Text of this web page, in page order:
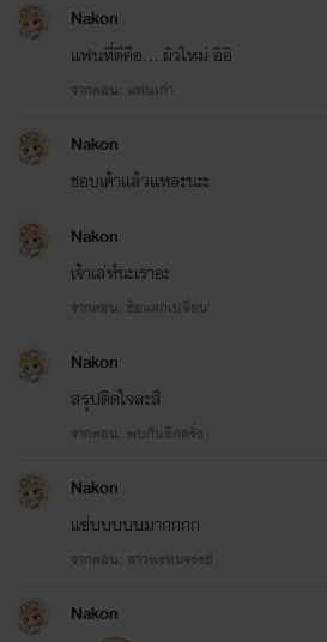
Nakon
แฟนที่ดีคือ....ผัวใหม่ อิอิ
จากตอน: แฟนเก่า
Nakon
ชอบเค้าแล้วแหละนะะ
Nakon
เจ้าเล่ห์นะเราอะ
จากตอน: ข้อแลกเปลี่ยน
Nakon
สรุปติดใจละสิ
จากตอน: พบกันอีกครั้ง
Nakon
แซ่บบบบบมากกกก
จากตอน: สาวพรหมจรรย์
Nakon